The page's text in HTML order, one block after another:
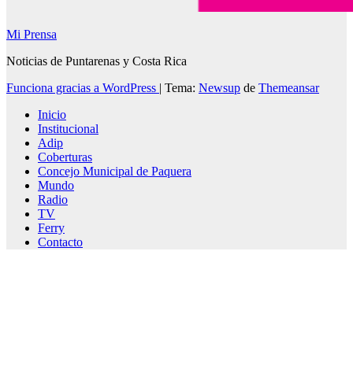
Mi Prensa
Noticias de Puntarenas y Costa Rica
Funciona gracias a WordPress | Tema: Newsup de Themeansar
Inicio
Institucional
Adip
Coberturas
Concejo Municipal de Paquera
Mundo
Radio
TV
Ferry
Contacto